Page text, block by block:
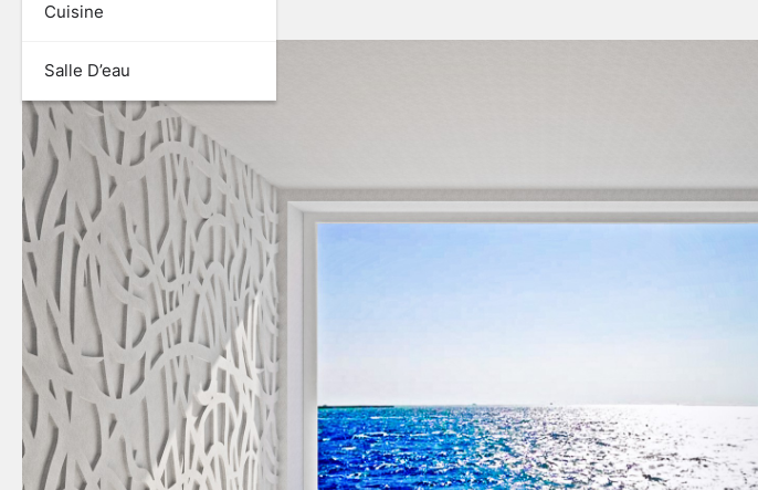
Cuisine
Salle D’eau
Christine